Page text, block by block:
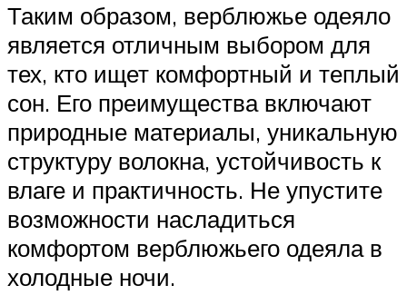
Таким образом, верблюжье одеяло
является отличным выбором для
тех, кто ищет комфортный и теплый
сон. Его преимущества включают
природные материалы, уникальную
структуру волокна, устойчивость к
влаге и практичность. Не упустите
возможности насладиться
комфортом верблюжьего одеяла в
холодные ночи.